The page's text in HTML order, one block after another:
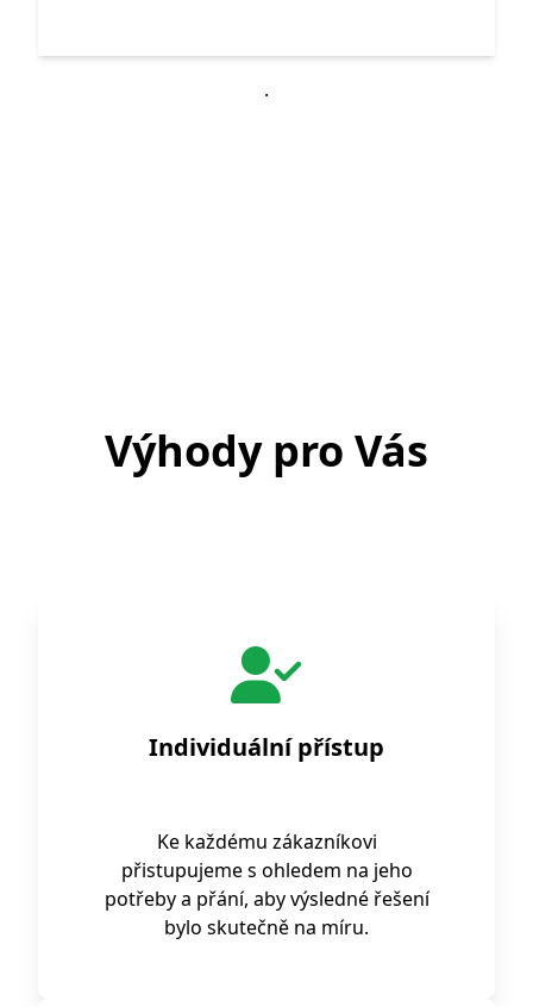
.
Výhody pro Vás
Individuální přístup
Ke každému zákazníkovi
přistupujeme s ohledem na jeho
potřeby a přání, aby výsledné řešení
bylo skutečně na míru.